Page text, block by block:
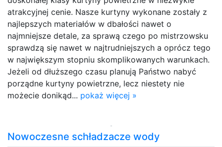
atrakcyjnej cenie. Nasze kurtyny wykonane zostały z
najlepszych materiałów w dbałości nawet o
najmniejsze detale, za sprawą czego po mistrzowsku
sprawdzą się nawet w najtrudniejszych a oprócz tego
w największym stopniu skomplikowanych warunkach.
Jeżeli od dłuższego czasu planują Państwo nabyć
porządne kurtyny powietrzne, lecz niestety nie
możecie donikąd... pokaż więcej »
Nowoczesne schładzacze wody